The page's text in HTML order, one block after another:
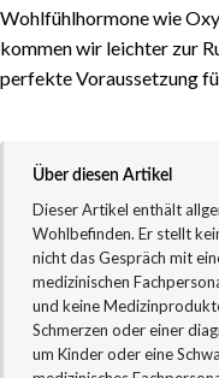
Wohlfühlhormone wie
kommen wir leichter zur
perfekte Voraussetzung
Über diesen Artikel
Dieser Artikel enthält
Wohlbefinden. Er stellt
nicht das Gespräch mit
medizinischen
und keine
Schmerzen oder einer
um Kinder oder eine
Schönheitsschlaf
Bessere